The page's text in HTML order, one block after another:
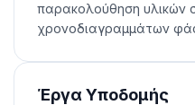
παρακολούθηση υλικών
χρονοδιαγραμμάτων
Έργα Υποδομής